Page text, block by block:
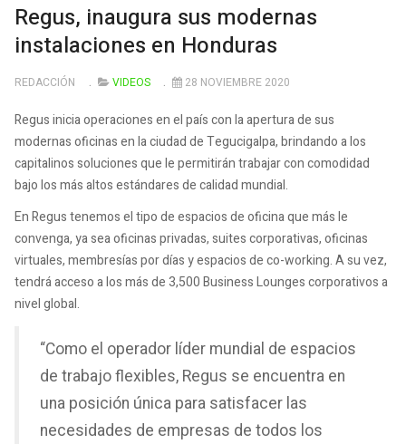
Regus, inaugura sus modernas
instalaciones en Honduras
REDACCIÓN VIDEOS 28 NOVIEMBRE 2020
Regus inicia operaciones en el país con la apertura de sus
modernas oficinas en la ciudad de Tegucigalpa, brindando a los
capitalinos soluciones que le permitirán trabajar con comodidad
bajo los más altos estándares de calidad mundial.
En Regus tenemos el tipo de espacios de oficina que más le
convenga, ya sea oficinas privadas, suites corporativas, oficinas
virtuales, membresías por días y espacios de co-working. A su vez,
tendrá acceso a los más de 3,500 Business Lounges corporativos a
nivel global.
“Como el operador líder mundial de espacios
de trabajo flexibles, Regus se encuentra en
una posición única para satisfacer las
necesidades de empresas de todos los